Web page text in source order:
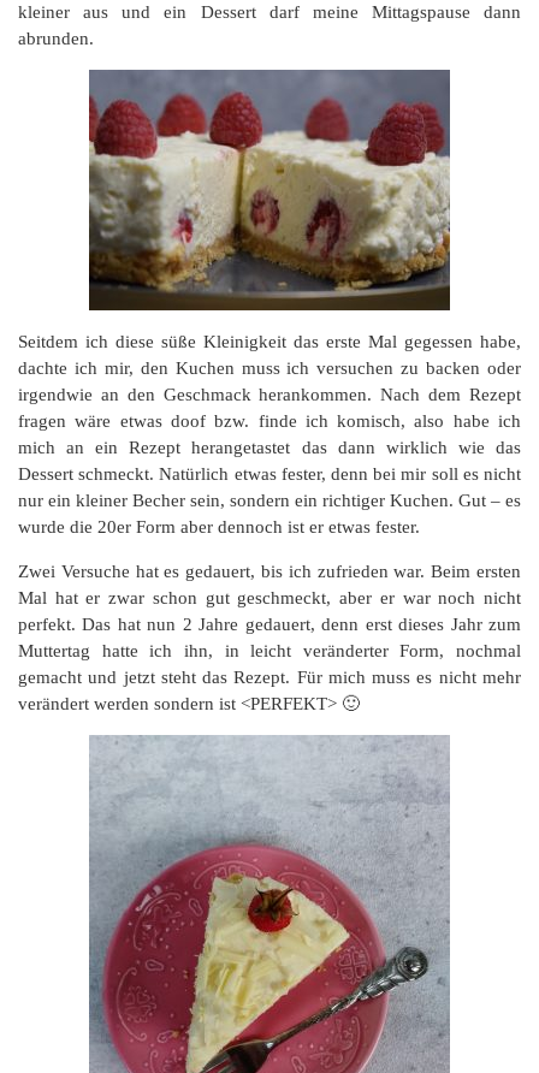
kleiner aus und ein Dessert darf meine Mittagspause dann
abrunden.
Seitdem ich diese süße Kleinigkeit das erste Mal gegessen habe,
dachte ich mir, den Kuchen muss ich versuchen zu backen oder
irgendwie an den Geschmack herankommen. Nach dem Rezept
fragen wäre etwas doof bzw. finde ich komisch, also habe ich
mich an ein Rezept herangetastet das dann wirklich wie das
Dessert schmeckt. Natürlich etwas fester, denn bei mir soll es nicht
nur ein kleiner Becher sein, sondern ein richtiger Kuchen. Gut – es
wurde die 20er Form aber dennoch ist er etwas fester.
Zwei Versuche hat es gedauert, bis ich zufrieden war. Beim ersten
Mal hat er zwar schon gut geschmeckt, aber er war noch nicht
perfekt. Das hat nun 2 Jahre gedauert, denn erst dieses Jahr zum
Muttertag hatte ich ihn, in leicht veränderter Form, nochmal
gemacht und jetzt steht das Rezept. Für mich muss es nicht mehr
verändert werden sondern ist <PERFEKT> 🙂